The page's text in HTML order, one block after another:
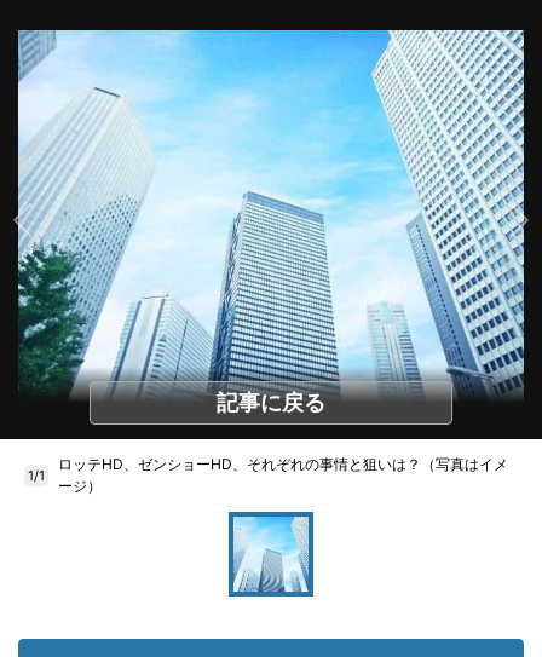
記事に戻る
1/1
ロッテHD、ゼンショーHD、それぞれの事情と狙いは？（写真はイメ
ージ）